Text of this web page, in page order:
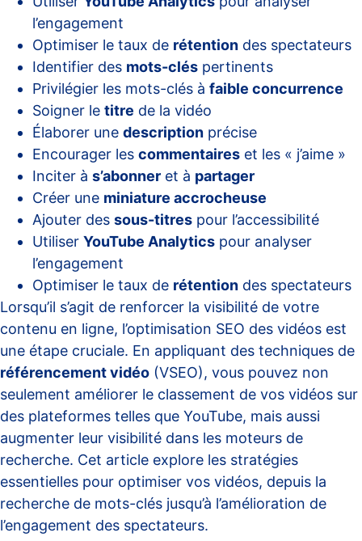
l’engagement
Optimiser le taux de rétention des spectateurs
Identifier des mots-clés pertinents
Privilégier les mots-clés à faible concurrence
Soigner le titre de la vidéo
Élaborer une description précise
Encourager les commentaires et les « j’aime »
Inciter à s’abonner et à partager
Créer une miniature accrocheuse
Ajouter des sous-titres pour l’accessibilité
Utiliser YouTube Analytics pour analyser
l’engagement
Optimiser le taux de rétention des spectateurs
Lorsqu’il s’agit de renforcer la visibilité de votre
contenu en ligne, l’optimisation SEO des vidéos est
une étape cruciale. En appliquant des techniques de
référencement vidéo (VSEO), vous pouvez non
seulement améliorer le classement de vos vidéos sur
des plateformes telles que YouTube, mais aussi
augmenter leur visibilité dans les moteurs de
recherche. Cet article explore les stratégies
essentielles pour optimiser vos vidéos, depuis la
recherche de mots-clés jusqu’à l’amélioration de
l’engagement des spectateurs.